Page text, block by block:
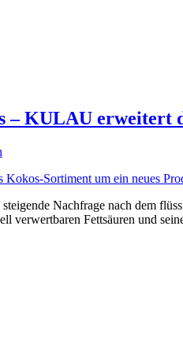
KULAU erweitert
Nachfrage nach dem
Fettsäuren und